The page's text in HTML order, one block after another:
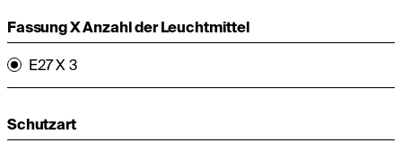
Fassung X Anzahl der Leuchtmittel
E27 X 3
Schutzart